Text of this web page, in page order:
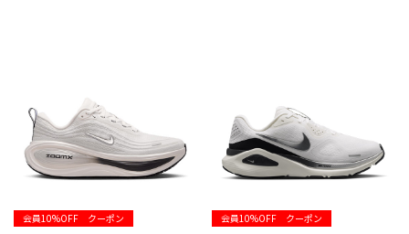
会員10%OFF クーポン 会員10%OFF クーポン